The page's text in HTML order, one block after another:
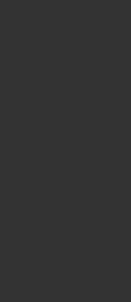
Führerschein
in Waltrop und
für drei